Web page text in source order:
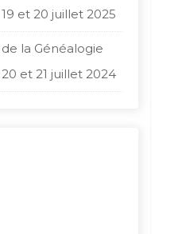
et 20 juillet 2025
la Généalogie
et 21 juillet 2024